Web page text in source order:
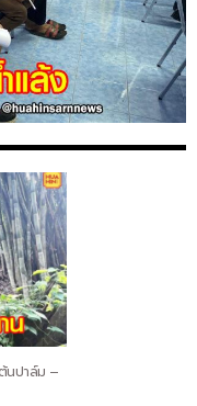
นปาล์ม –